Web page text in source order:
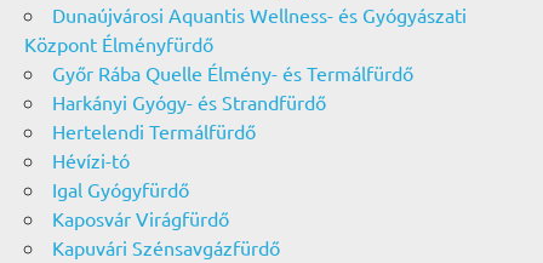
Dunaújvárosi Aquantis Wellness- és Gyógyászati
Központ Élményfürdő
Győr Rába Quelle Élmény- és Termálfürdő
Harkányi Gyógy- és Strandfürdő
Hertelendi Termálfürdő
Hévízi-tó
Igal Gyógyfürdő
Kaposvár Virágfürdő
Kapuvári Szénsavgázfürdő